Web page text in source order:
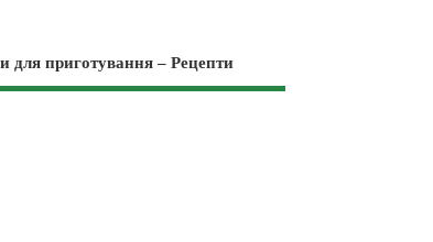
для приготування – Рецепти